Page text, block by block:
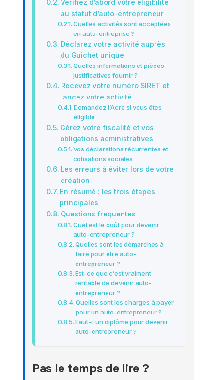
Vérifiez d’abord votre éligibilité
au statut d’auto-entrepreneur
Quelles activités sont acceptées
en auto-entreprise ?
Déclarez votre activité auprès
du Guichet unique
Quelles informations et pièces
justificatives fournir ?
Recevez votre numéro SIRET et
lancez votre activité
Demandez l’Acre si vous êtes
éligible
Gérez votre fiscalité et vos
obligations administratives
Vos déclarations récurrentes et
cotisations sociales
Les erreurs à éviter lors de votre
création
En résumé : les trois étapes
principales
Questions frequentes
Quel est le coût pour devenir
auto-entrepreneur ?
Quelles sont les démarches à
faire pour être auto-
entrepreneur ?
Est-ce que c’est vraiment
rentable de devenir auto-
entrepreneur ?
Quelles sont les charges à payer
pour un auto-entrepreneur ?
Faut-il un diplôme pour devenir
auto-entrepreneur ?
Pas le temps de lire ?